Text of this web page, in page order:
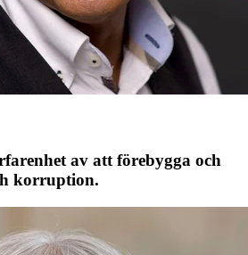
av att förebygga och
korruption.